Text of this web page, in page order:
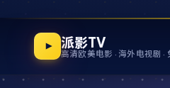
派影TV
高清欧美电影 · 海外电视剧 ·